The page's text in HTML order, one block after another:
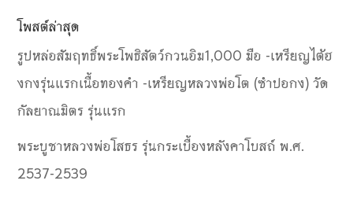
โพสต์ล่าสุด
รูปหล่อสัมฤทธิ์พระโพธิสัตว์กวนอิม1,000 มือ -เหรียญไต้ฮ
งกงรุ่นแรกเนื้อทองคำ -เหรียญหลวงพ่อโต (ซำปอกง) วัด
กัลยาณมิตร รุ่นแรก
พระบูชาหลวงพ่อโสธร รุ่นกระเบื้องหลังคาโบสถ์ พ.ศ.
2537-2539